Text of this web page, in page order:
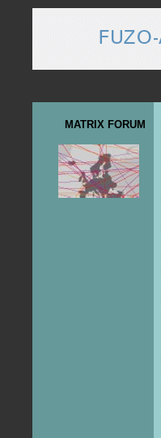
MATRIX FORUM